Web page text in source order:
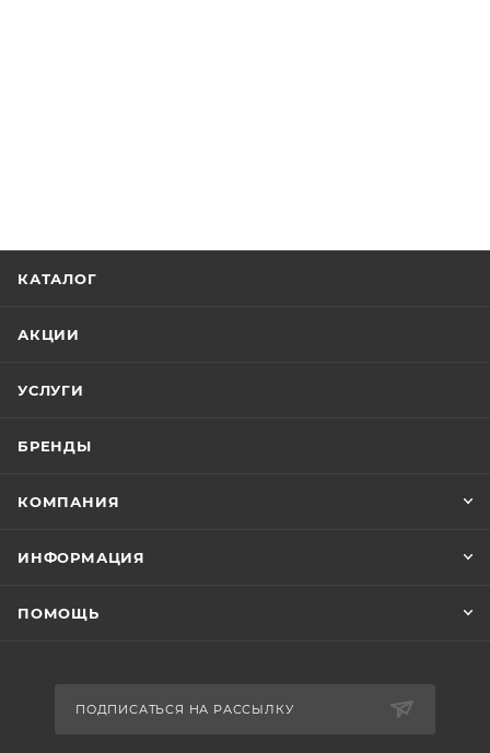
КАТАЛОГ
АКЦИИ
УСЛУГИ
БРЕНДЫ
КОМПАНИЯ
ИНФОРМАЦИЯ
ПОМОЩЬ
ПОДПИСАТЬСЯ НА РАССЫЛКУ